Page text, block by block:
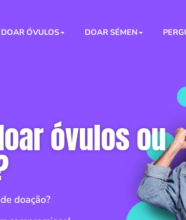
DOAR ÓVULOS DOAR SÉMEN
óvulos ou
doação?